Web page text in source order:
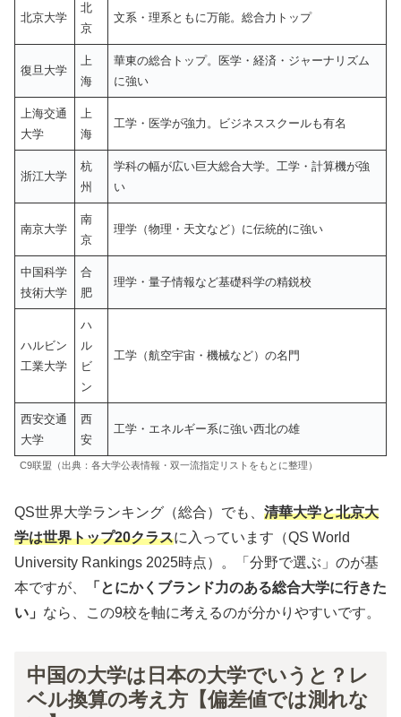
北京大学
北
京
文系・理系ともに万能。総合力トップ
復旦大学
上
海
華東の総合トップ。医学・経済・ジャーナリズム
に強い
上海交通
大学
上
海
工学・医学が強力。ビジネススクールも有名
浙江大学
杭
州
学科の幅が広い巨大総合大学。工学・計算機が強
い
南京大学
南
京
理学（物理・天文など）に伝統的に強い
中国科学
技術大学
合
肥
理学・量子情報など基礎科学の精鋭校
ハルビン
工業大学
ハ
ル
ビ
ン
工学（航空宇宙・機械など）の名門
西安交通
大学
西
安
工学・エネルギー系に強い西北の雄
C9联盟（出典：各大学公表情報・双一流指定リストをもとに整理）
QS世界大学ランキング（総合）でも、 清華大学と北京大
学は世界トップ20クラスに入っています（QS World
University Rankings 2025時点）。「分野で選ぶ」のが基
本ですが、
「とにかくブランド力のある総合大学に行きた
い」 なら、この9校を軸に考えるのが分かりやすいです。
中国の大学は日本の大学でいうと？レ
ベル換算の考え方【偏差値では測れな